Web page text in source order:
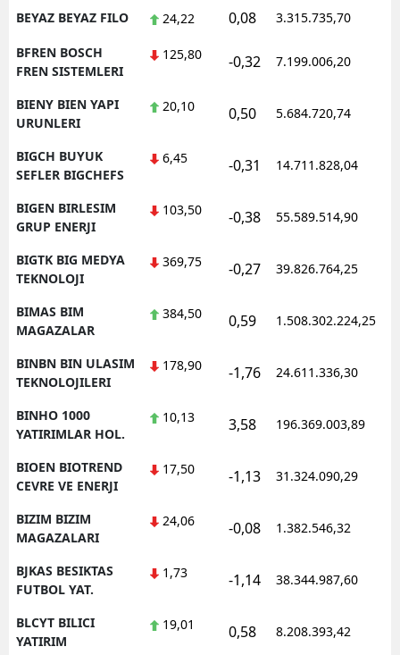
BEYAZ BEYAZ FILO 24,22 0,08 3.315.735,70
BFREN BOSCH
FREN SISTEMLERI
125,80 -0,32 7.199.006,20
BIENY BIEN YAPI
URUNLERI
20,10 0,50 5.684.720,74
BIGCH BUYUK
SEFLER BIGCHEFS
6,45 -0,31 14.711.828,04
BIGEN BIRLESIM
GRUP ENERJI
103,50 -0,38 55.589.514,90
BIGTK BIG MEDYA
TEKNOLOJI
369,75 -0,27 39.826.764,25
BIMAS BIM
MAGAZALAR
384,50 0,59 1.508.302.224,25
BINBN BIN ULASIM
TEKNOLOJILERI
178,90 -1,76 24.611.336,30
BINHO 1000
YATIRIMLAR HOL.
10,13 3,58 196.369.003,89
BIOEN BIOTREND
CEVRE VE ENERJI
17,50 -1,13 31.324.090,29
BIZIM BIZIM
MAGAZALARI
24,06 -0,08 1.382.546,32
BJKAS BESIKTAS
FUTBOL YAT.
1,73 -1,14 38.344.987,60
BLCYT BILICI
YATIRIM
19,01 0,58 8.208.393,42